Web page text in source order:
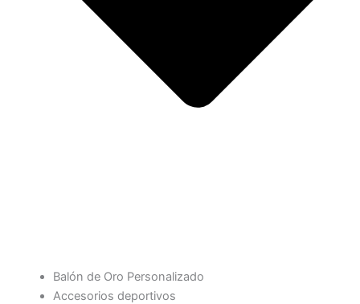
Balón de Oro Personalizado
Accesorios deportivos